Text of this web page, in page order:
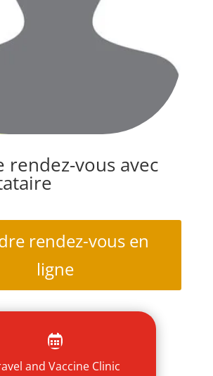
rendez-vous avec
rendez-vous en
ligne

and Vaccine Clinic